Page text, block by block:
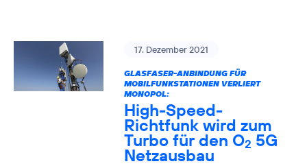
17. Dezember 2021
GLASFASER-ANBINDUNG FÜR
MOBILFUNKSTATIONEN VERLIERT
MONOPOL:
High-Speed-
Richtfunk wird zum
Turbo für den O2 5G
Netzausbau